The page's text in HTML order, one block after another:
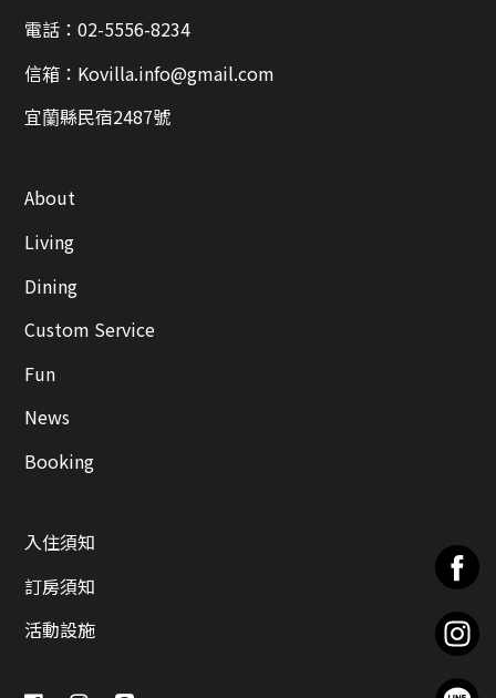
電話：02-5556-8234
信箱： Kovilla.info@gmail.com
宜蘭縣民宿2487號
About
Living
Dining
Custom Service
Fun
News
Booking
入住須知
訂房須知
活動設施